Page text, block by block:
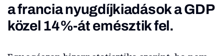
a francia nyugdíjkiadások a GDP
közel 14%‑át emésztik fel.